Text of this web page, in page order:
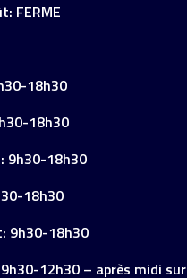
FERME
18h30
18h30
9h30-18h30
18h30
9h30-18h30
12h30 – après midi sur